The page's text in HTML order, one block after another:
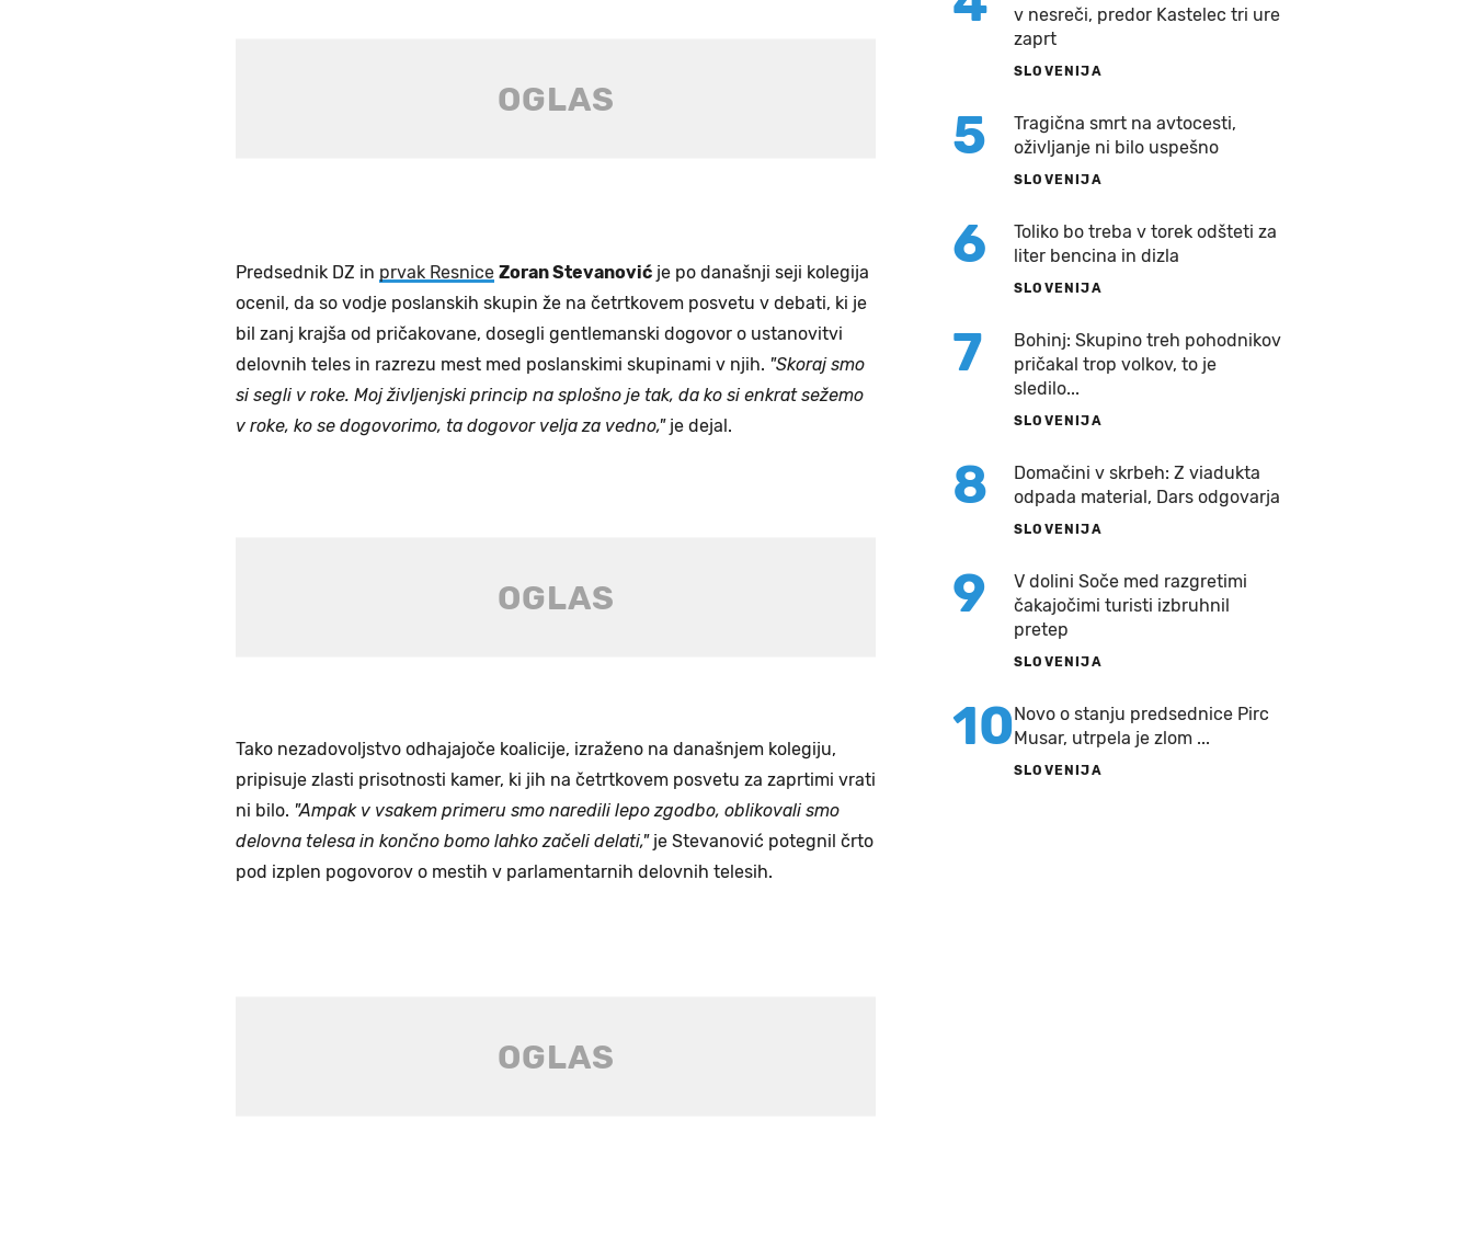
Predsednik DZ in prvak Resnice Zoran Stevanović je po današnji seji kolegija
ocenil, da so vodje poslanskih skupin že na četrtkovem posvetu v debati, ki je
bil zanj krajša od pričakovane, dosegli gentlemanski dogovor o ustanovitvi
delovnih teles in razrezu mest med poslanskimi skupinami v njih. "Skoraj smo
si segli v roke. Moj življenjski princip na splošno je tak, da ko si enkrat sežemo
v roke, ko se dogovorimo, ta dogovor velja za vedno,"je dejal.
Tako nezadovoljstvo odhajajoče koalicije, izraženo na današnjem kolegiju,
pripisuje zlasti prisotnosti kamer, ki jih na četrtkovem posvetu za zaprtimi vrati
ni bilo. "Ampak v vsakem primeru smo naredili lepo zgodbo, oblikovali smo
delovna telesa in končno bomo lahko začeli delati,"je Stevanović potegnil črto
pod izplen pogovorov o mestih v parlamentarnih delovnih telesih.
v nesreči, predor Kastelec tri ure
zaprt
SLOVENIJA
5
Tragična smrt na avtocesti,
oživljanje ni bilo uspešno
SLOVENIJA
6
Toliko bo treba v torek odšteti za
liter bencina in dizla
SLOVENIJA
7
Bohinj: Skupino treh pohodnikov
pričakal trop volkov, to je
sledilo...
SLOVENIJA
8
Domačini v skrbeh: Z viadukta
odpada material, Dars odgovarja
SLOVENIJA
9
V dolini Soče med razgretimi
čakajočimi turisti izbruhnil
pretep
SLOVENIJA
10Novo o stanju predsednice Pirc
Musar, utrpela je zlom ...
SLOVENIJA